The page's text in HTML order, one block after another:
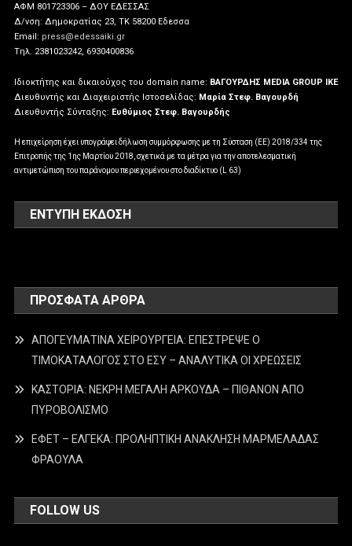
ΑΦΜ 801723306 – ΔΟΥ ΕΔΕΣΣΑΣ
Δ/νση: Δημοκρατίας 23, ΤΚ 58200 Εδεσσα
Email: press@edessaiki.gr
Tηλ. 2381023242, 6930400836
Ιδιοκτήτης και δικαιούχος του domain name: ΒΑΓΟΥΡΔΗΣ MEDIA GROUP IKE
Διευθυντής και Διαχειριστής Ιστοσελίδας: Μαρία Στεφ. Βαγουρδή
Διευθυντής Σύνταξης: Ευθύμιος Στεφ. Βαγουρδής
Η επιχείρηση έχει υπογράψει δήλωση συμμόρφωσης με τη Σύσταση (ΕΕ) 2018/334 της
Επιτροπής της 1ης Μαρτίου 2018, σχετικά με τα μέτρα για την αποτελεσματική
αντιμετώπιση του παράνομου περιεχομένου στο διαδίκτυο (L 63)
ΕΝΤΥΠΗ ΕΚΔΟΣΗ
ΠΡΌΣΦΑΤΑ ΆΡΘΡΑ
ΑΠΟΓΕΥΜΑΤΙΝΑ ΧΕΙΡΟΥΡΓΕΙΑ: ΕΠΕΣΤΡΕΨΕ Ο
ΤΙΜΟΚΑΤΑΛΟΓΟΣ ΣΤΟ ΕΣΥ – ΑΝΑΛΥΤΙΚΑ ΟΙ ΧΡΕΩΣΕΙΣ
ΚΑΣΤΟΡΙΑ: ΝΕΚΡΗ ΜΕΓΑΛΗ ΑΡΚΟΥΔΑ – ΠΙΘΑΝΟΝ ΑΠΟ
ΠΥΡΟΒΟΛΙΣΜΟ
ΕΦΕΤ – ΕΛΓΕΚΑ: ΠΡΟΛΗΠΤΙΚΗ ΑΝΑΚΛΗΣΗ ΜΑΡΜΕΛΑΔΑΣ
ΦΡΑΟΥΛΑ
FOLLOW US